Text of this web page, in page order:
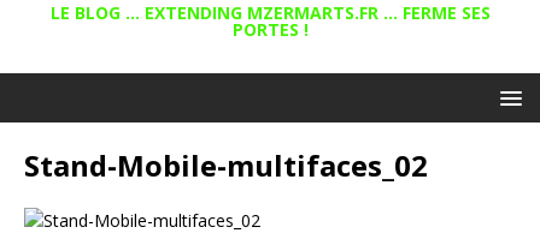
LE BLOG ... EXTENDING MZERMARTS.FR ... FERME SES
PORTES !
Stand-Mobile-multifaces_02